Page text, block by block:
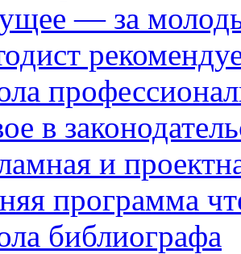
— за
в
и
программа
библиографа